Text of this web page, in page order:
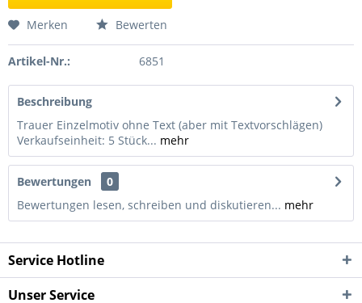
Merken Bewerten
Artikel-Nr.: 6851
Beschreibung
Trauer Einzelmotiv ohne Text (aber mit Textvorschlägen)
Verkaufseinheit: 5 Stück... mehr
Bewertungen
0
Bewertungen lesen, schreiben und diskutieren... mehr
Service Hotline
Unser Service